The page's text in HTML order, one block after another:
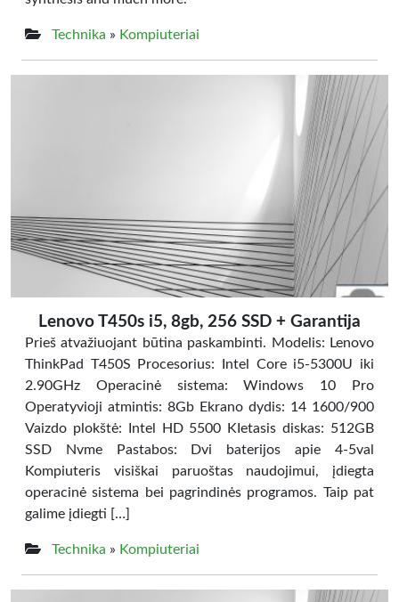
Technika » Kompiuteriai
Lenovo T450s i5, 8gb, 256 SSD + Garantija
Prieš atvažiuojant būtina paskambinti. Modelis: Lenovo
ThinkPad T450S Procesorius: Intel Core i5-5300U iki
2.90GHz Operacinė sistema: Windows 10 Pro
Operatyvioji atmintis: 8Gb Ekrano dydis: 14 1600/900
Vaizdo plokštė: Intel HD 5500 KIetasis diskas: 512GB
SSD Nvme Pastabos: Dvi baterijos apie 4-5val
Kompiuteris visiškai paruoštas naudojimui, įdiegta
operacinė sistema bei pagrindinės programos. Taip pat
galime įdiegti […]
Technika » Kompiuteriai